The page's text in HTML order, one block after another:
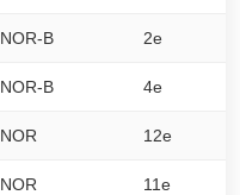
NOR-B 2e
NOR-B 4e
NOR 12e
NOR 11e